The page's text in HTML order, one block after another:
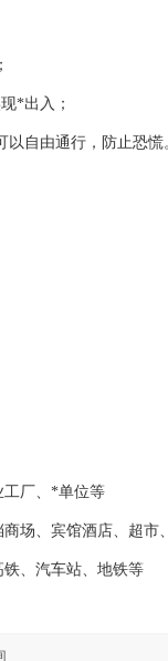
*出入；
自由通行，防止恐慌
厂、*单位等
场、宾馆酒店、超市
、汽车站、地铁等